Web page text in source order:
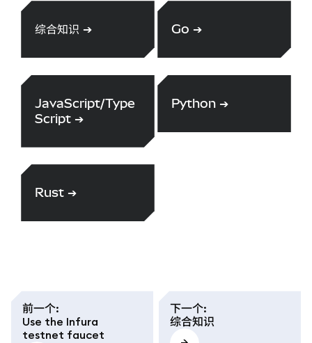
综合知识 ➔ Go ➔
JavaScript/Type
Script ➔
Python ➔
Rust ➔
前一个:
Use the Infura
testnet faucet
下一个:
综合知识